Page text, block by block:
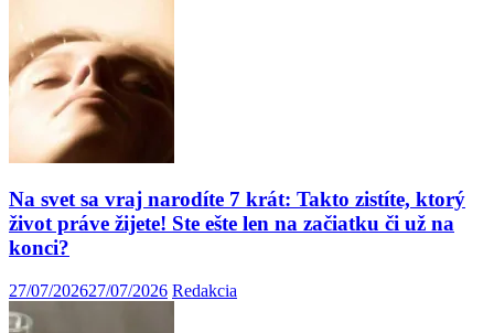
Na svet sa vraj narodíte 7 krát: Takto zistíte, ktorý
život práve žijete! Ste ešte len na začiatku či už na
konci?
27/07/202627/07/2026 Redakcia